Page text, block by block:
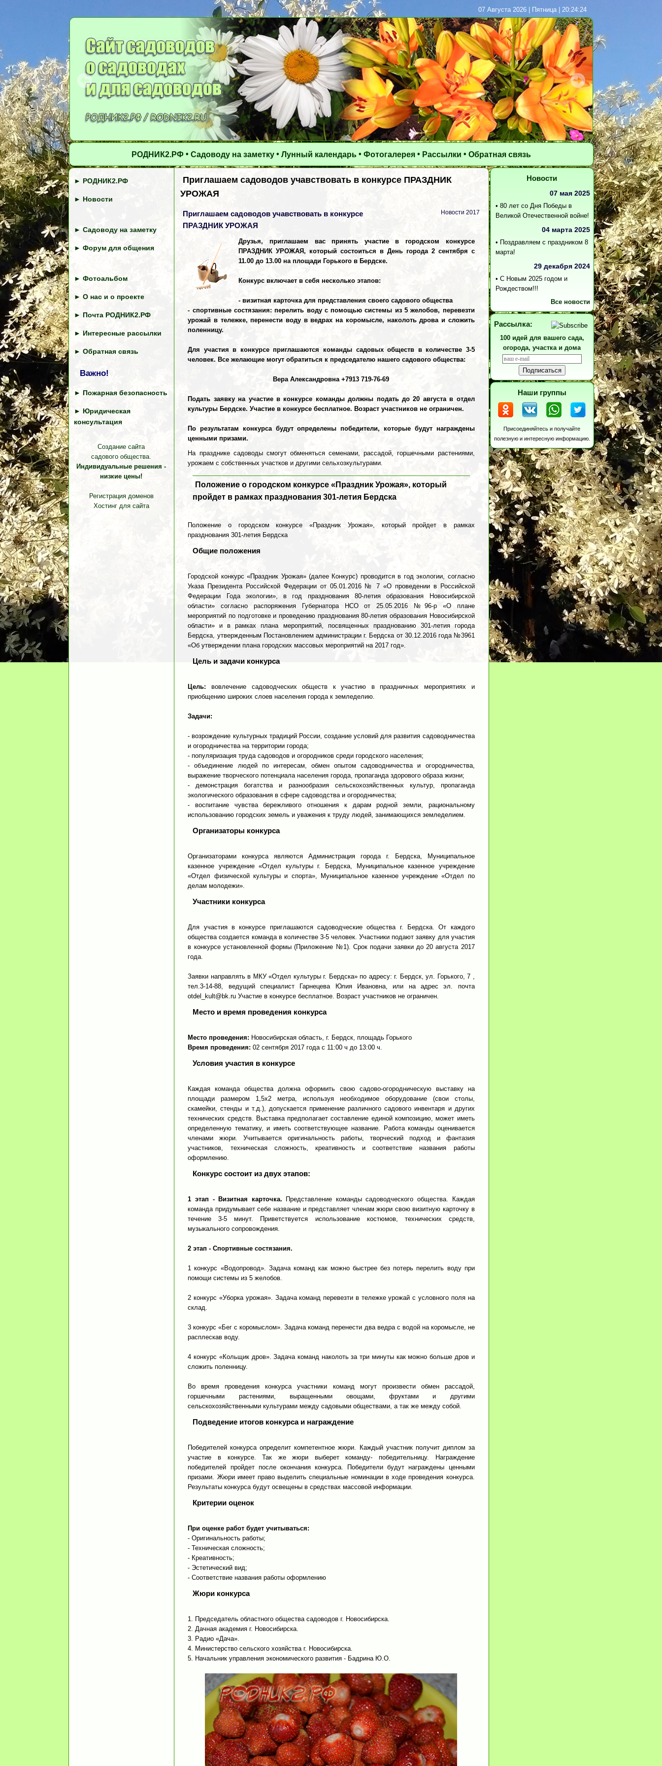
07 Августа 2026 | Пятница | 20:24:26
РОДНИК2.РФ • Садоводу на заметку• Лунный календарь• Фотогалерея• Рассылки • Обратная связь
► РОДНИК2.РФ
► Новости
► Садоводу на заметку
► Форум для общения
► Фотоальбом
► О нас и о проекте
► Почта РОДНИК2.РФ
► Интересные рассылки
► Обратная связь
Важно!
► Пожарная безопасность
► Юридическая
консультация
Создание сайта
садового общества.
Индивидуальные решения -
низкие цены!
Регистрация доменов
Хостинг для сайта
Приглашаем садоводов учавствовать в конкурсе ПРАЗДНИК
УРОЖАЯ
Приглашаем садоводов учавствовать в конкурсе
ПРАЗДНИК УРОЖАЯ
Новости 2017
Друзья, приглашаем вас принять участие в городском конкурсе
ПРАЗДНИК УРОЖАЯ, который состоиться в День города 2 сентября с
11.00 до 13.00 на площади Горького в Бердске.
Конкурс включает в себя несколько этапов:
- визитная карточка для представления своего садового общества
- спортивные состязания: перелить воду с помощью системы из 5 желобов, перевезти
урожай в тележке, перенести воду в ведрах на коромысле, наколоть дрова и сложить
поленницу.
Для участия в конкурсе приглашаются команды садовых обществ в количестве 3-5
человек. Все желающие могут обратиться к председателю нашего садового общества:
Вера Александровна +7913 719-76-69
Подать заявку на участие в конкурсе команды должны подать до 20 августа в отдел
культуры Бердске. Участие в конкурсе бесплатное. Возраст участников не ограничен.
По результатам конкурса будут определены победители, которые будут награждены
ценными призами.
На празднике садоводы смогут обменяться семенами, рассадой, горшечными растениями,
урожаем с собственных участков и другими сельхозкультурами.
Положение о городском конкурсе «Праздник Урожая», который
пройдет в рамках празднования 301-летия Бердска
Положение о городском конкурсе «Праздник Урожая», который пройдет в рамках
празднования 301-летия Бердска
Общие положения
Городской конкурс «Праздник Урожая» (далее Конкурс) проводится в год экологии, согласно
Указа Президента Российской Федерации от 05.01.2016 № 7 «О проведении в Российской
Федерации Года экологии», в год празднования 80-летия образования Новосибирской
области» согласно распоряжения Губернатора НСО от 25.05.2016 №96-р «О плане
мероприятий по подготовке и проведению празднования 80-летия образования Новосибирской
области» и в рамках плана мероприятий, посвященных празднованию 301-летия города
Бердска, утвержденным Постановлением администрации г. Бердска от 30.12.2016 года №3961
«Об утверждении плана городских массовых мероприятий на 2017 год».
Цель и задачи конкурса
Цель: вовлечение садоводческих обществ к участию в праздничных мероприятиях и
приобщению широких слоев населения города к земледелию.
Задачи:
- возрождение культурных традиций России, создание условий для развития садоводничества
и огородничества на территории города;
- популяризация труда садоводов и огородников среди городского населения;
- объединение людей по интересам, обмен опытом садоводничества и огородничества,
выражение творческого потенциала населения города, пропаганда здорового образа жизни;
- демонстрация богатства и разнообразия сельскохозяйственных культур, пропаганда
экологического образования в сфере садоводства и огородничества;
- воспитание чувства бережливого отношения к дарам родной земли, рациональному
использованию городских земель и уважения к труду людей, занимающихся земледелием.
Организаторы конкурса
Организаторами конкурса являются Администрация города г. Бердска, Муниципальное
казенное учреждение «Отдел культуры г. Бердска, Муниципальное казенное учреждение
«Отдел физической культуры и спорта», Муниципальное казенное учреждение «Отдел по
делам молодежи».
Участники конкурса
Для участия в конкурсе приглашаются садоводческие общества г. Бердска. От каждого
общества создается команда в количестве 3-5 человек. Участники подают заявку для участия
в конкурсе установленной формы (Приложение №1). Срок подачи заявки до 20 августа 2017
года.
Заявки направлять в МКУ «Отдел культуры г. Бердска» по адресу: г. Бердск, ул. Горького, 7 ,
тел.3-14-88, ведущий специалист Гарнецева Юлия Ивановна, или на адрес эл. почта
otdel_kult@bk.ru Участие в конкурсе бесплатное. Возраст участников не ограничен.
Место и время проведения конкурса
Место проведения: Новосибирская область, г. Бердск, площадь Горького
Время проведения: 02 сентября 2017 года с 11:00 ч до 13:00 ч.
Условия участия в конкурсе
Каждая команда общества должна оформить свою садово-огородническую выставку на
площади размером 1,5х2 метра, используя необходимое оборудование (свои столы,
скамейки, стенды и т.д.), допускается применение различного садового инвентаря и других
технических средств. Выставка предполагает составление единой композицию, может иметь
определенную тематику, и иметь соответствующее название. Работа команды оценивается
членами жюри. Учитывается оригинальность работы, творческий подход и фантазия
участников, техническая сложность, креативность и соответствие названия работы
оформлению.
Конкурс состоит из двух этапов:
1 этап - Визитная карточка. Представление команды садоводческого общества. Каждая
команда придумывает себе название и представляет членам жюри свою визитную карточку в
течение 3-5 минут. Приветствуется использование костюмов, технических средств,
музыкального сопровождения.
2 этап - Спортивные состязания.
1 конкурс «Водопровод». Задача команд как можно быстрее без потерь перелить воду при
помощи системы из 5 желобов.
2 конкурс «Уборка урожая». Задача команд перевезти в тележке урожай с условного поля на
склад.
3 конкурс «Бег с коромыслом». Задача команд перенести два ведра с водой на коромысле, не
расплескав воду.
4 конкурс «Кольщик дров». Задача команд наколоть за три минуты как можно больше дров и
сложить поленницу.
Во время проведения конкурса участники команд могут произвести обмен рассадой,
горшечными растениями, выращенными овощами, фруктами и другими
сельскохозяйственными культурами между садовыми обществами, а так же между собой.
Подведение итогов конкурса и награждение
Победителей конкурса определит компетентное жюри. Каждый участник получит диплом за
участие в конкурсе. Так же жюри выберет команду- победительницу. Награждение
победителей пройдет после окончания конкурса. Победители будут награждены ценными
призами. Жюри имеет право выделить специальные номинации в ходе проведения конкурса.
Результаты конкурса будут освещены в средствах массовой информации.
Критерии оценок
При оценке работ будет учитываться:
- Оригинальность работы;
- Техническая сложность;
- Креативность;
- Эстетический вид;
- Соответствие названия работы оформлению
Жюри конкурса
1. Председатель областного общества садоводов г. Новосибирска.
2. Дачная академия г. Новосибирска.
3. Радио «Дача».
4. Министерство сельского хозяйства г. Новосибирска.
5. Начальник управления экономического развития - Бадрина Ю.О.
Новости
07 мая 2025
• 80 лет со Дня Победы в
Великой Отечественной войне!
04 марта 2025
• Поздравляем с праздником 8
марта!
29 декабря 2024
• С Новым 2025 годом и
Рождеством!!!
Все новости
Рассылка:
100 идей для вашего сада,
огорода, участка и дома
Наши группы
Присоединяйтесь и получайте
полезную и интересную информацию.